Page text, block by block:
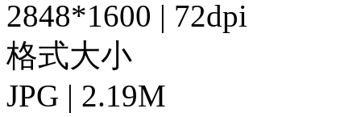
2848*1600 | 72dpi
格式大小
JPG | 2.19M